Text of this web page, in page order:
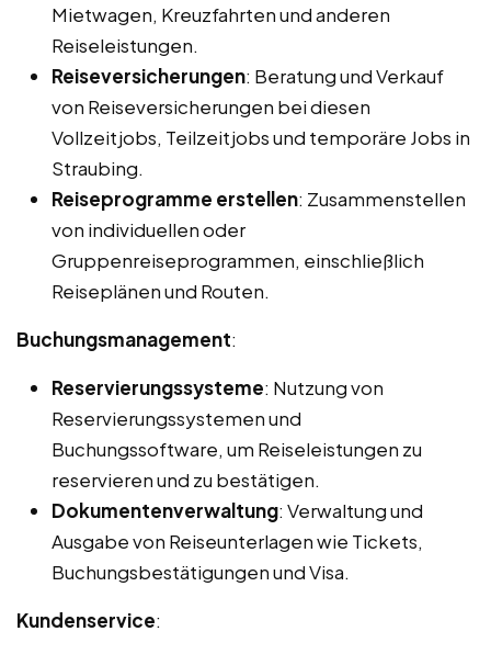
Mietwagen, Kreuzfahrten und anderen
Reiseleistungen.
Reiseversicherungen: Beratung und Verkauf
von Reiseversicherungen bei diesen
Vollzeitjobs, Teilzeitjobs und temporäre Jobs in
Straubing.
Reiseprogramme erstellen: Zusammenstellen
von individuellen oder
Gruppenreiseprogrammen, einschließlich
Reiseplänen und Routen.
Buchungsmanagement:
Reservierungssysteme: Nutzung von
Reservierungssystemen und
Buchungssoftware, um Reiseleistungen zu
reservieren und zu bestätigen.
Dokumentenverwaltung: Verwaltung und
Ausgabe von Reiseunterlagen wie Tickets,
Buchungsbestätigungen und Visa.
Kundenservice: